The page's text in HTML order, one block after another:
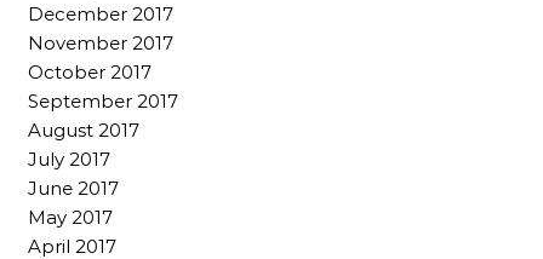
December 2017
November 2017
October 2017
September 2017
August 2017
July 2017
June 2017
May 2017
April 2017